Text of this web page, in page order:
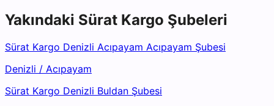
Yakındaki Sürat Kargo Şubeleri
Sürat Kargo Denizli Acıpayam Acıpayam Şubesi
Denizli / Acıpayam
Sürat Kargo Denizli Buldan Şubesi